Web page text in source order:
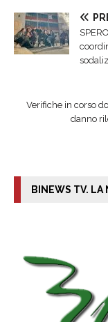
Verifiche in corso
danno
BINEWS TV. LA